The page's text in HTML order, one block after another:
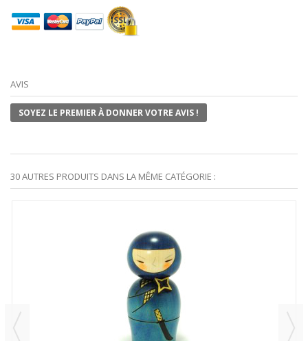
AVIS
SOYEZ LE PREMIER À DONNER VOTRE AVIS !
30 AUTRES PRODUITS DANS LA MÊME CATÉGORIE :